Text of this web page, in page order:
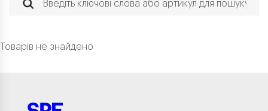
Товарів не знайдено